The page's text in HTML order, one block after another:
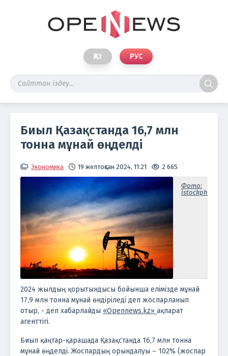
ҚАЗ РУС
Биыл Қазақстанда 16,7 млн
тонна мұнай өңделді
Экономика 19 желтоқсан 2024, 11:21 2 665
Фото:
2024 жылдың қорытындысы бойынша елімізде мұнай
17,9 млн тонна мұнай өндіріледі деп жоспарланып
отыр, - деп хабарлайды «Opennews.kz» ақпарат
агенттігі.
Биыл қаңтар-қарашада Қазақстанда 16,7 млн тонна
мұнай өңделді. Жоспардың орындалуы – 102% (жоспар